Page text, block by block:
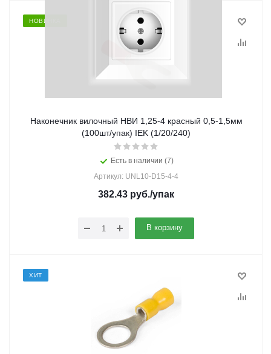
НОВИНКА
Наконечник вилочный НВИ 1,25-4 красный 0,5-1,5мм
(100шт/упак) IEK (1/20/240)
Есть в наличии (7)
Артикул: UNL10-D15-4-4
382.43 руб./упак
В корзину
ХИТ